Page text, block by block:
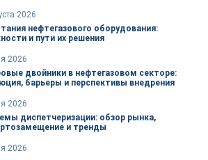
2026
нефтегазового оборудования:
и пути их решения
2026
двойники в нефтегазовом секторе:
барьеры и перспективы внедрения
2026
диспетчеризации: обзор рынка,
и тренды
2026